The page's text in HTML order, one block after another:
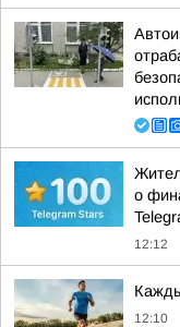
о
12:12
12:10